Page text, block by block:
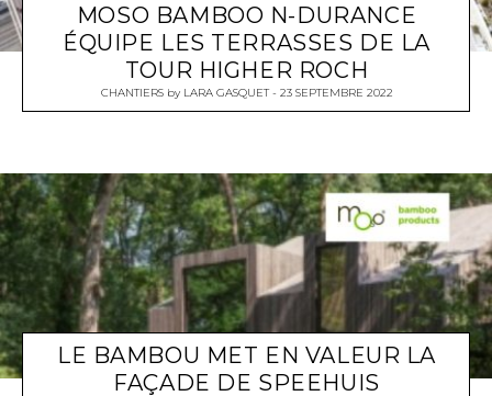
MOSO BAMBOO N-DURANCE
ÉQUIPE LES TERRASSES DE LA
TOUR HIGHER ROCH
CHANTIERSby LARA GASQUET 23 SEPTEMBRE 2022
LE BAMBOU MET EN VALEUR LA
FAÇADE DE SPEEHUIS